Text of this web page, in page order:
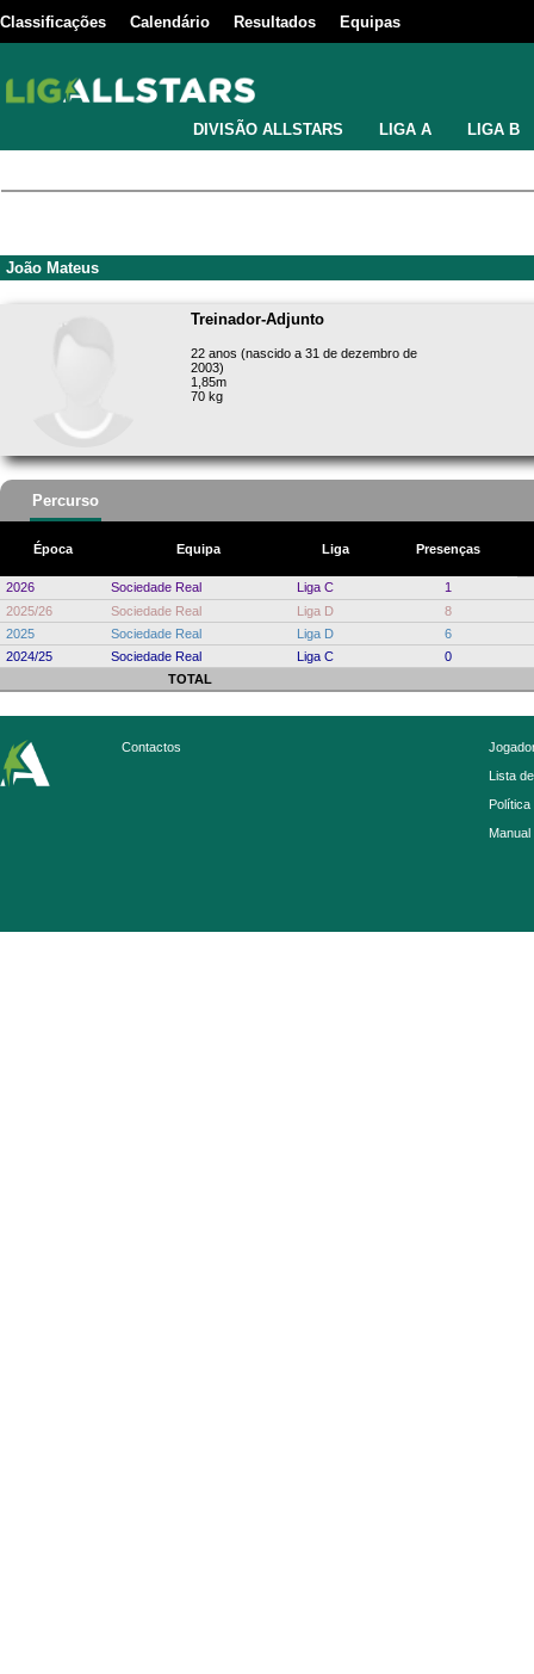
Classificações Calendário Resultados Equipas
DIVISÃO ALLSTARS LIGA A LIGA B
João Mateus
Treinador-Adjunto
22 anos (nascido a 31 de dezembro de
2003)
1,85m
70 kg
Percurso
Época Equipa Liga Presenças
2026 Sociedade Real Liga C
1
2025/26
Sociedade Real Liga D
8
2025
Sociedade Real Liga D
6
2024/25
Sociedade Real Liga C
0
TOTAL
Contactos
Lista